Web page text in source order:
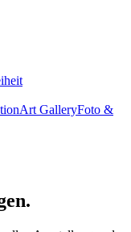
Art GalleryFoto &